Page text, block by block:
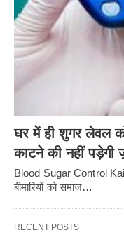
घर में ही शुगर लेवल
काटने की नहीं पड़ेगी
Blood Sugar Control
बीमारियों को समाज…
RECENT POSTS